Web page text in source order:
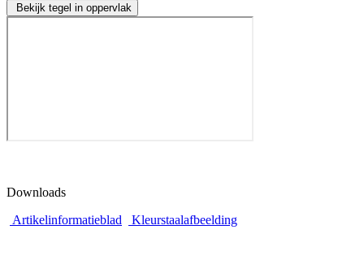
Bekijk tegel in oppervlak
Downloads
Artikelinformatieblad
Kleurstaalafbeelding